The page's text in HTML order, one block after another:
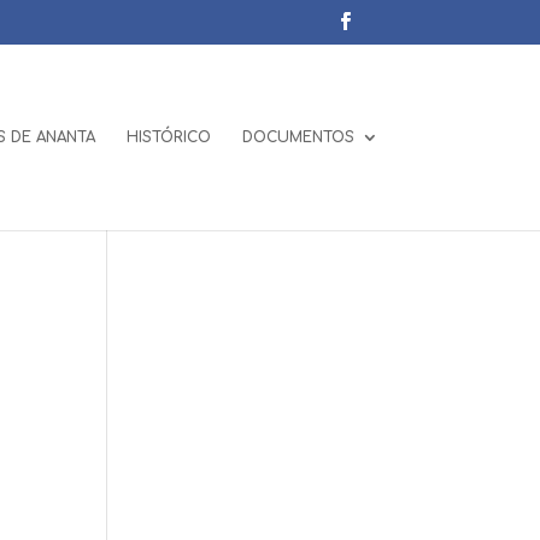
DE ANANTA HISTÓRICO DOCUMENTOS